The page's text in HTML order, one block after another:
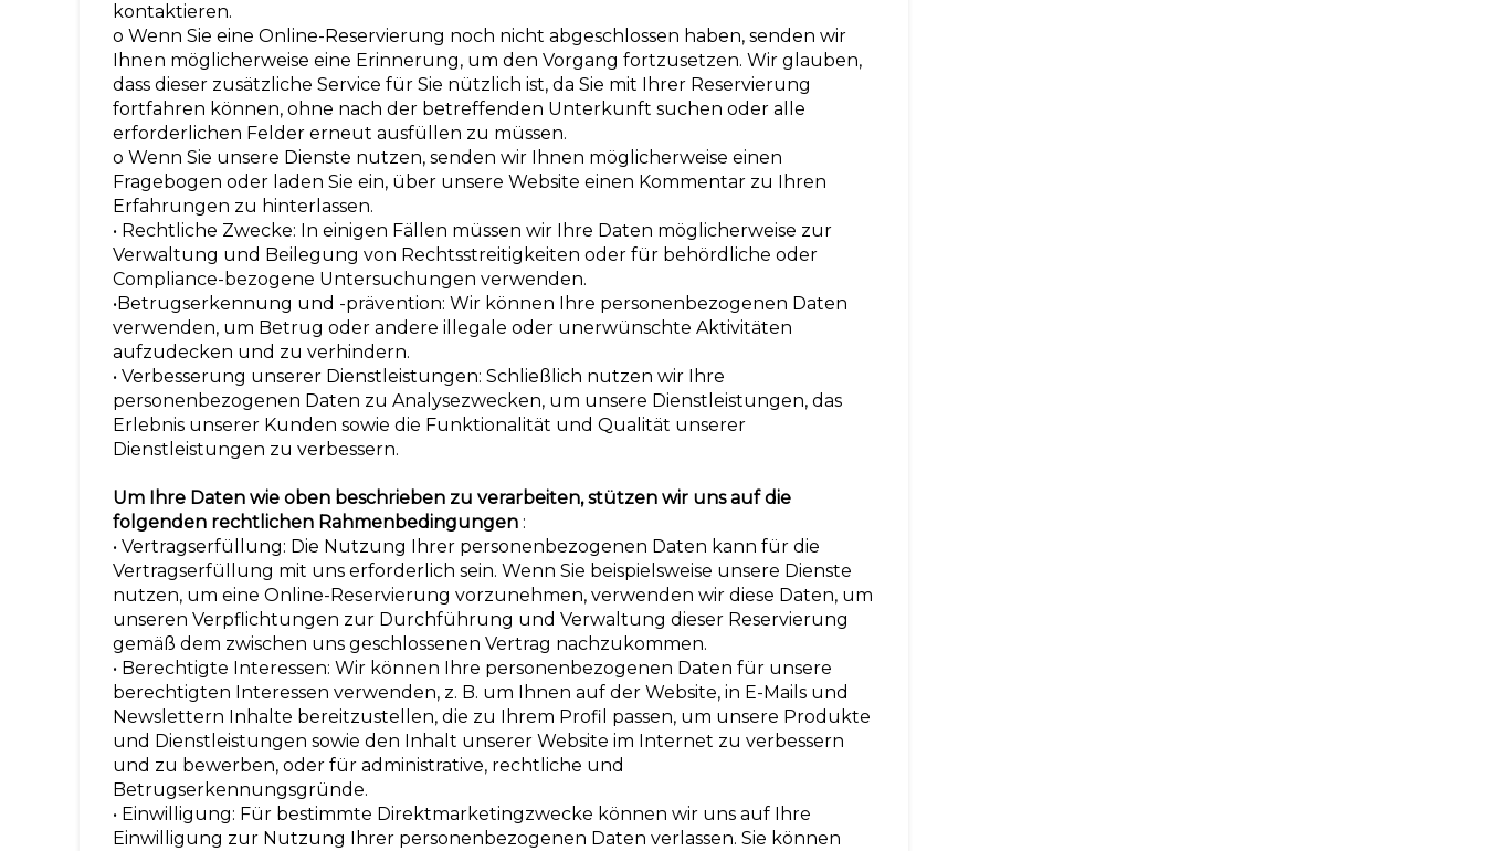
kontaktieren.
o Wenn Sie eine Online-Reservierung noch nicht abgeschlossen haben, senden wir
Ihnen möglicherweise eine Erinnerung, um den Vorgang fortzusetzen. Wir glauben,
dass dieser zusätzliche Service für Sie nützlich ist, da Sie mit Ihrer Reservierung
fortfahren können, ohne nach der betreffenden Unterkunft suchen oder alle
erforderlichen Felder erneut ausfüllen zu müssen.
o Wenn Sie unsere Dienste nutzen, senden wir Ihnen möglicherweise einen
Fragebogen oder laden Sie ein, über unsere Website einen Kommentar zu Ihren
Erfahrungen zu hinterlassen.
• Rechtliche Zwecke: In einigen Fällen müssen wir Ihre Daten möglicherweise zur
Verwaltung und Beilegung von Rechtsstreitigkeiten oder für behördliche oder
Compliance-bezogene Untersuchungen verwenden.
•Betrugserkennung und -prävention: Wir können Ihre personenbezogenen Daten
verwenden, um Betrug oder andere illegale oder unerwünschte Aktivitäten
aufzudecken und zu verhindern.
• Verbesserung unserer Dienstleistungen: Schließlich nutzen wir Ihre
personenbezogenen Daten zu Analysezwecken, um unsere Dienstleistungen, das
Erlebnis unserer Kunden sowie die Funktionalität und Qualität unserer
Dienstleistungen zu verbessern.
Um Ihre Daten wie oben beschrieben zu verarbeiten, stützen wir uns auf die
folgenden rechtlichen Rahmenbedingungen :
• Vertragserfüllung: Die Nutzung Ihrer personenbezogenen Daten kann für die
Vertragserfüllung mit uns erforderlich sein. Wenn Sie beispielsweise unsere Dienste
nutzen, um eine Online-Reservierung vorzunehmen, verwenden wir diese Daten, um
unseren Verpflichtungen zur Durchführung und Verwaltung dieser Reservierung
gemäß dem zwischen uns geschlossenen Vertrag nachzukommen.
• Berechtigte Interessen: Wir können Ihre personenbezogenen Daten für unsere
berechtigten Interessen verwenden, z. B. um Ihnen auf der Website, in E-Mails und
Newslettern Inhalte bereitzustellen, die zu Ihrem Profil passen, um unsere Produkte
und Dienstleistungen sowie den Inhalt unserer Website im Internet zu verbessern
und zu bewerben, oder für administrative, rechtliche und
Betrugserkennungsgründe.
• Einwilligung: Für bestimmte Direktmarketingzwecke können wir uns auf Ihre
Einwilligung zur Nutzung Ihrer personenbezogenen Daten verlassen. Sie können